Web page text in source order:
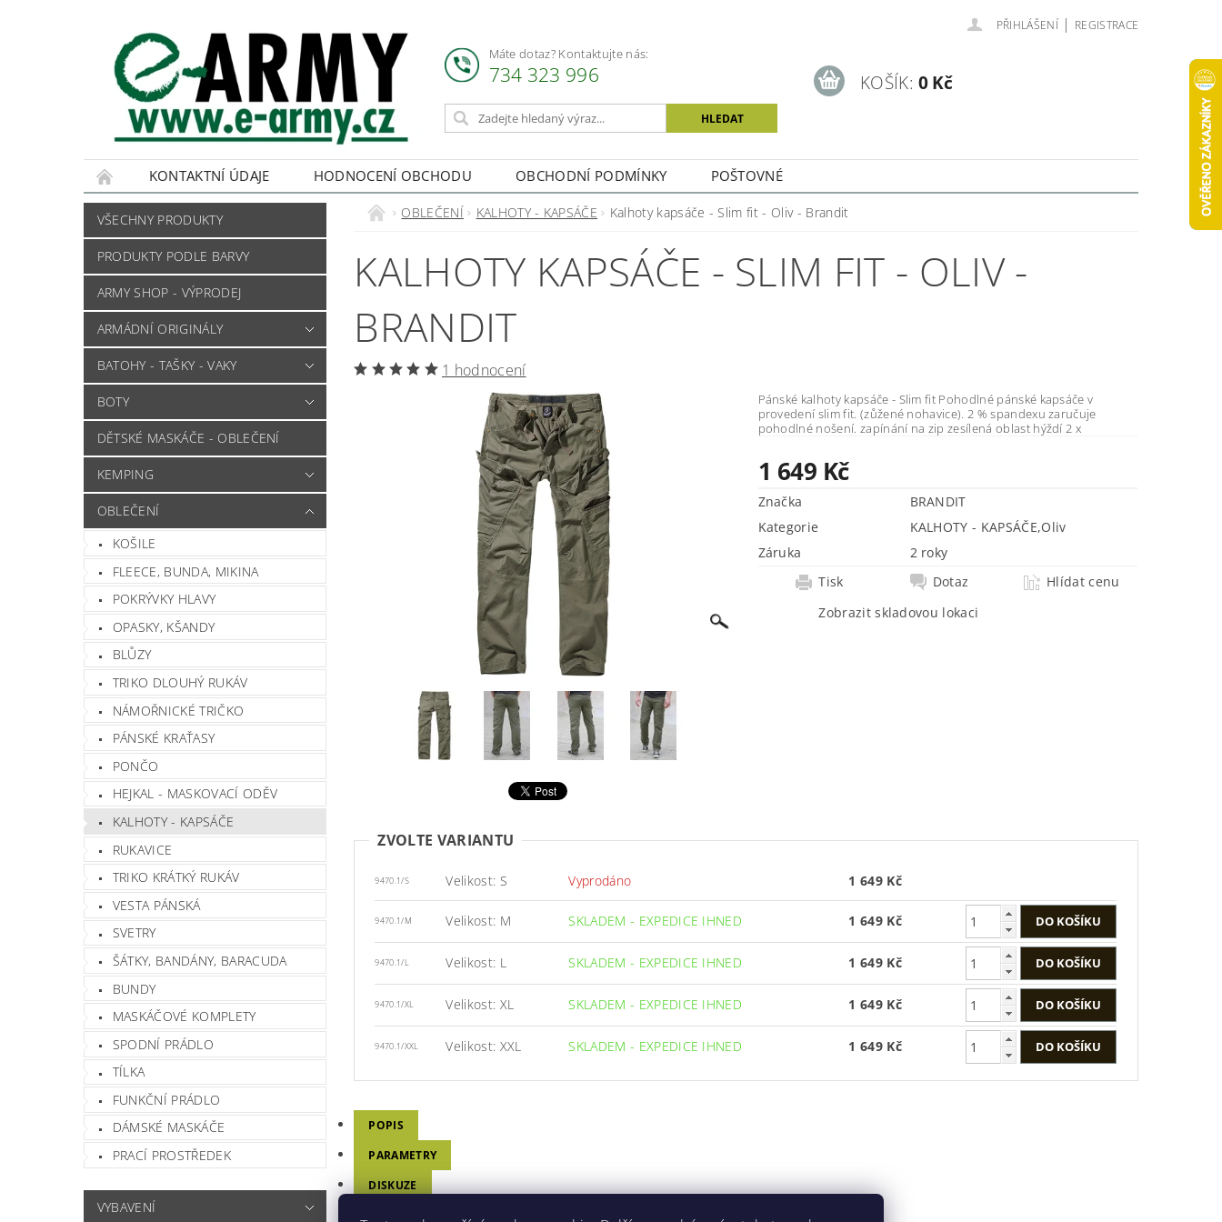
Máte dotaz? Kontaktujte nás:
734 323 996
PŘIHLÁŠENÍ | REGISTRACE
KOŠÍK: 0 Kč
KONTAKTNÍ ÚDAJE HODNOCENÍ OBCHODU OBCHODNÍ PODMÍNKY POŠTOVNÉ
VŠECHNY PRODUKTY
PRODUKTY PODLE BARVY
ARMY SHOP - VÝPRODEJ
ARMÁDNÍ ORIGINÁLY
BATOHY - TAŠKY - VAKY
BOTY
DĚTSKÉ MASKÁČE - OBLEČENÍ
KEMPING
OBLEČENÍ
KOŠILE
FLEECE, BUNDA, MIKINA
POKRÝVKY HLAVY
OPASKY, KŠANDY
BLŮZY
TRIKO DLOUHÝ RUKÁV
NÁMOŘNICKÉ TRIČKO
PÁNSKÉ KRAŤASY
PONČO
HEJKAL - MASKOVACÍ ODĚV
KALHOTY - KAPSÁČE
RUKAVICE
TRIKO KRÁTKÝ RUKÁV
VESTA PÁNSKÁ
SVETRY
ŠÁTKY, BANDÁNY, BARACUDA
BUNDY
MASKÁČOVÉ KOMPLETY
SPODNÍ PRÁDLO
TÍLKA
FUNKČNÍ PRÁDLO
DÁMSKÉ MASKÁČE
PRACÍ PROSTŘEDEK
VYBAVENÍ
OBLEČENÍ KALHOTY - KAPSÁČE Kalhoty kapsáče - Slim fit - Oliv - Brandit
KALHOTY KAPSÁČE - SLIM FIT - OLIV -
BRANDIT
1 hodnocení
Pánské kalhoty kapsáče - Slim fit Pohodlné pánské kapsáče v
provedení slim fit. (zůžené nohavice). 2 % spandexu zaručuje
pohodlné nošení. zapínání na zip zesílená oblast hýždí 2 x
1 649 Kč
Značka
BRANDIT
Kategorie
KALHOTY - KAPSÁČE,Oliv
Záruka
2 roky
Tisk
Dotaz
Hlídat cenu
Zobrazit skladovou lokaci
ZVOLTE VARIANTU
9470.1/S Velikost: S Vyprodáno 1 649 Kč
9470.1/M Velikost: M SKLADEM - EXPEDICE IHNED 1 649 Kč
9470.1/L Velikost: L SKLADEM - EXPEDICE IHNED 1 649 Kč
9470.1/XL Velikost: XL SKLADEM - EXPEDICE IHNED 1 649 Kč
9470.1/XXL Velikost: XXL SKLADEM - EXPEDICE IHNED 1 649 Kč
POPIS
PARAMETRY
DISKUZE